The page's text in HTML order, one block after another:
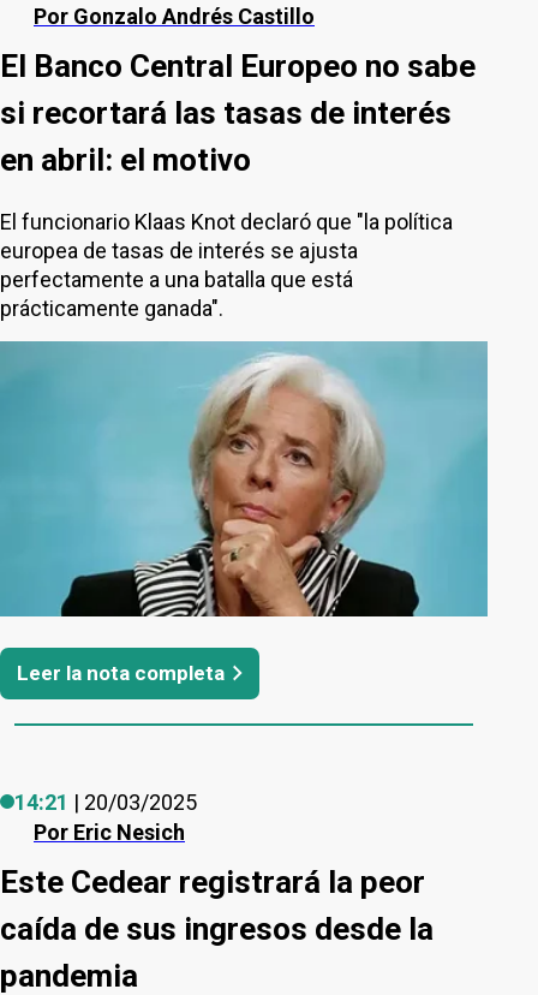
Por Gonzalo Andrés Castillo
El Banco Central Europeo no sabe
si recortará las tasas de interés
en abril: el motivo
El funcionario Klaas Knot declaró que "la política
europea de tasas de interés se ajusta
perfectamente a una batalla que está
prácticamente ganada".
Leer la nota completa
Por Eric Nesich
14:21 | 20/03/2025
Este Cedear registrará la peor
caída de sus ingresos desde la
pandemia